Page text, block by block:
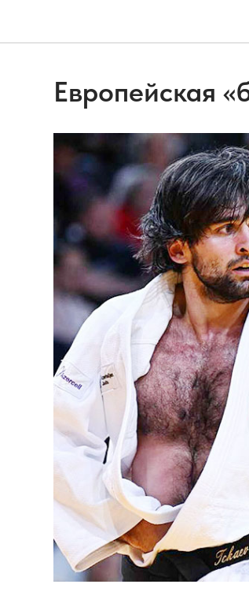
Европейская